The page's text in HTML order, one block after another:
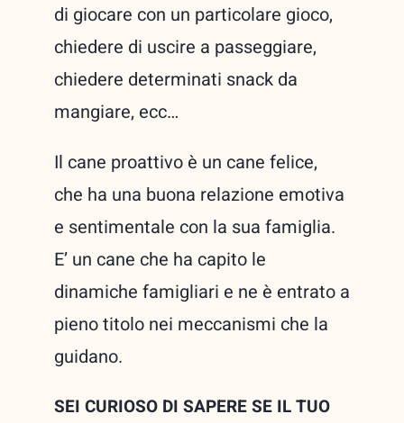
di giocare con un particolare gioco,
chiedere di uscire a passeggiare,
chiedere determinati snack da
mangiare, ecc…
Il cane proattivo è un cane felice,
che ha una buona relazione emotiva
e sentimentale con la sua famiglia.
E’ un cane che ha capito le
dinamiche famigliari e ne è entrato a
pieno titolo nei meccanismi che la
guidano.
SEI CURIOSO DI SAPERE SE IL TUO